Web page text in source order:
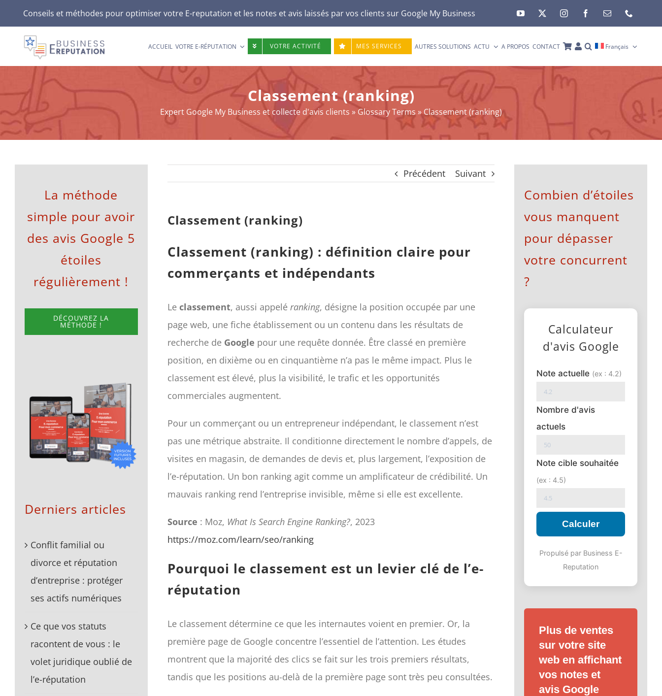
Passer
au
contenu
Conseils et méthodes pour optimiser votre E-reputation et les notes et avis laissés par vos clients sur Google My Business
ACCUEIL VOTRE E-RÉPUTATION VOTRE ACTIVITÉ MES SERVICES AUTRES SOLUTIONS ACTU A PROPOS CONTACT Français
Classement (ranking)
Expert Google My Business et collecte d'avis clients » Glossary Terms »Classement (ranking)
Précédent Suivant
Classement (ranking)
Classement (ranking) : définition claire pour
commerçants et indépendants
Le classement, aussi appelé ranking, désigne la position occupée par une
page web, une fiche établissement ou un contenu dans les résultats de
recherche de Google pour une requête donnée. Être classé en première
position, en dixième ou en cinquantième n’a pas le même impact. Plus le
classement est élevé, plus la visibilité, le trafic et les opportunités
commerciales augmentent.
Pour un commerçant ou un entrepreneur indépendant, le classement n’est
pas une métrique abstraite. Il conditionne directement le nombre d’appels, de
visites en magasin, de demandes de devis et, plus largement, l’exposition de
l’e-réputation. Un bon ranking agit comme un amplificateur de crédibilité. Un
mauvais ranking rend l’entreprise invisible, même si elle est excellente.
Source : Moz, What Is Search Engine Ranking?, 2023
https://moz.com/learn/seo/ranking
Pourquoi le classement est un levier clé de l’e-
réputation
Le classement détermine ce que les internautes voient en premier. Or, la
première page de Google concentre l’essentiel de l’attention. Les études
montrent que la majorité des clics se fait sur les trois premiers résultats,
tandis que les positions au-delà de la première page sont très peu consultées.
La méthode
simple pour avoir
des avis Google 5
étoiles
régulièrement !
DÉCOUVREZ LA
MÉTHODE !
Derniers articles
Conflit familial ou
divorce et réputation
d’entreprise : protéger
ses actifs numériques
Ce que vos statuts
racontent de vous : le
volet juridique oublié de
l’e-réputation
Combien d’étoiles
vous manquent
pour dépasser
votre concurrent
?
Calculateur
d'avis Google
Note actuelle (ex : 4.2)
Nombre d'avis
actuels
Note cible souhaitée
(ex : 4.5)
Calculer
Propulsé par Business E-
Reputation
Plus de ventes
sur votre site
web en affichant
vos notes et
avis Google